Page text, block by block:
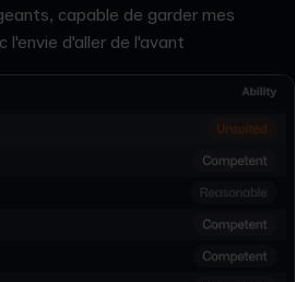
capable de garder mes
l'envie d'aller de l'avant